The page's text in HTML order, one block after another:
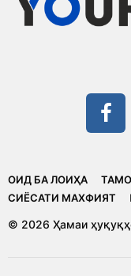
ОИД БА ЛОИҲА
CИЁСАТИ МАХФИЯТ
© 2026 Ҳамаи